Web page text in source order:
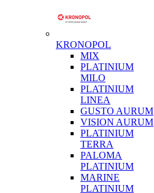
KRONOPOL
MIX
PLATINIUM
MILO
PLATINIUM
LINEA
GUSTO AURUM
VISION AURUM
PLATINIUM
TERRA
PALOMA
PLATINIUM
MARINE
PLATINIUM